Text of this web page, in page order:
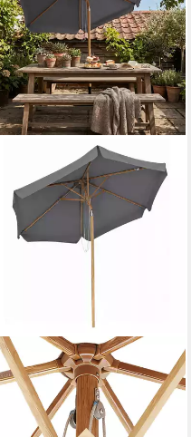
SEKEY
Balkonschirm Ø 200 cm
Sonnenschirm Holzoptik
Gartenschirm für Terrasse